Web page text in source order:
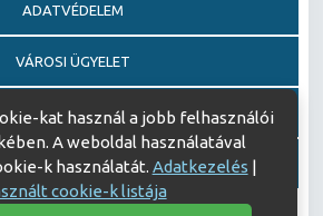
ADATVÉDELEM
VÁROSI ÜGYELET
KÓRHÁZ DÍJ PÁLYÁZAT
OKIRATOK
kat használ a jobb felhasználói
A weboldal használatával
k használatát. Adatkezelés |
cookie-k listája